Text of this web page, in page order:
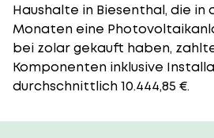
Haushalte in Biesenthal, die
Monaten eine
bei zolar gekauft haben,
Komponenten inklusive
durchschnittlich 10.444,85 €.